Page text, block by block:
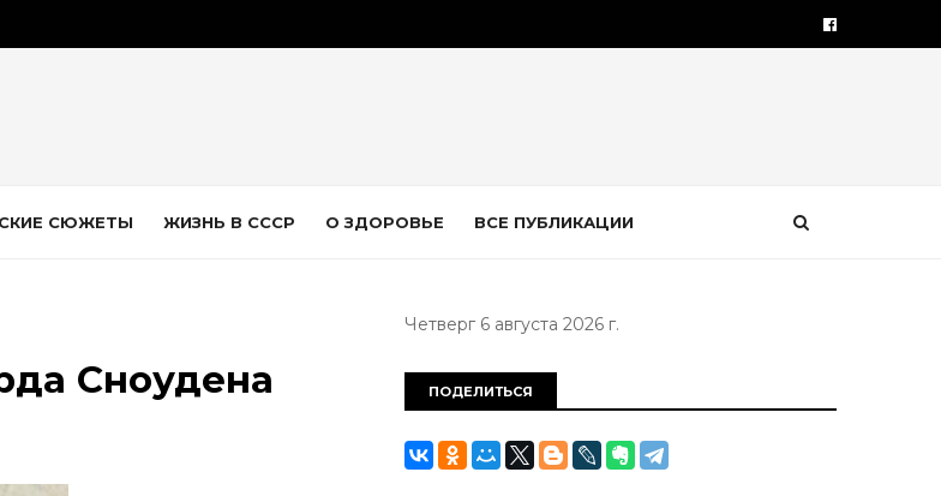
СЮЖЕТЫ ЖИЗНЬ В СССР О ЗДОРОВЬЕ ВСЕ ПУБЛИКАЦИИ
Сноудена
Четверг 6 августа 2026 г.
ПОДЕЛИТЬСЯ